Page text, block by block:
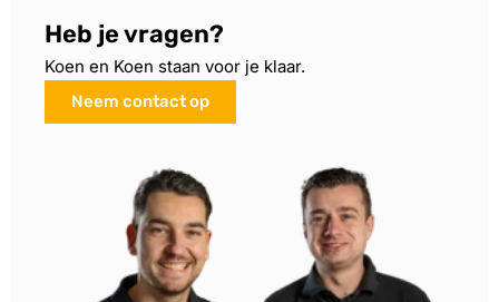
Heb je vragen?
Koen en Koen staan voor je klaar.
Neem contact op